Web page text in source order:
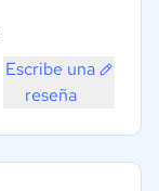
Escribe una
reseña